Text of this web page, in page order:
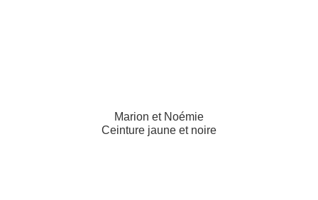
Marion et Noémie
Ceinture jaune et noire